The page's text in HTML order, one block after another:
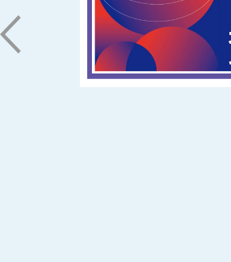
06-2533131 ext. 7101
ic@stust.edu.tw
辦公時間